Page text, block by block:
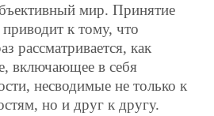
мир. Принятие
к тому, что
рассматривается, как
включающее в себя
несводимые не только к
но и друг к другу.